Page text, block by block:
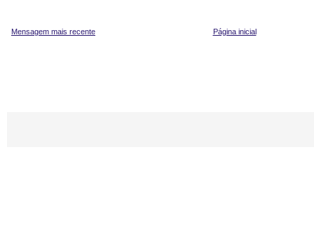
Mensagem mais recente Página inicial